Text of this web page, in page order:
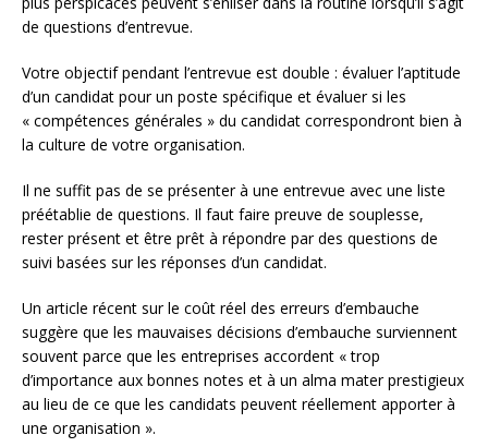
de questions d’entrevue.
Votre objectif pendant l’entrevue est double : évaluer l’aptitude
d’un candidat pour un poste spécifique et évaluer si les
« compétences générales » du candidat correspondront bien à
la culture de votre organisation.
Il ne suffit pas de se présenter à une entrevue avec une liste
préétablie de questions. Il faut faire preuve de souplesse,
rester présent et être prêt à répondre par des questions de
suivi basées sur les réponses d’un candidat.
Un article récent sur le coût réel des erreurs d’embauche
suggère que les mauvaises décisions d’embauche surviennent
souvent parce que les entreprises accordent « trop
d’importance aux bonnes notes et à un alma mater prestigieux
au lieu de ce que les candidats peuvent réellement apporter à
une organisation ».